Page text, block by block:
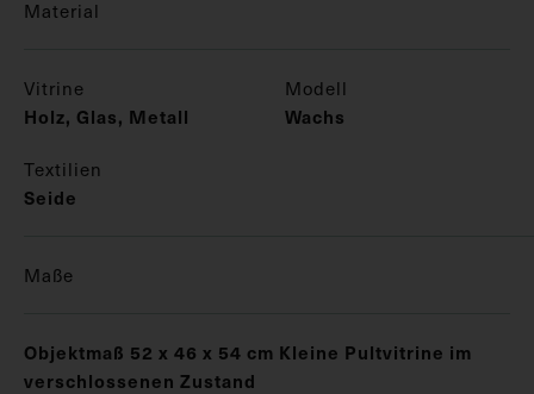
Material
Vitrine
Holz, Glas, Metall
Modell
Wachs
Textilien
Seide
Maße
Objektmaß 52 x 46 x 54 cm Kleine Pultvitrine im
verschlossenen Zustand